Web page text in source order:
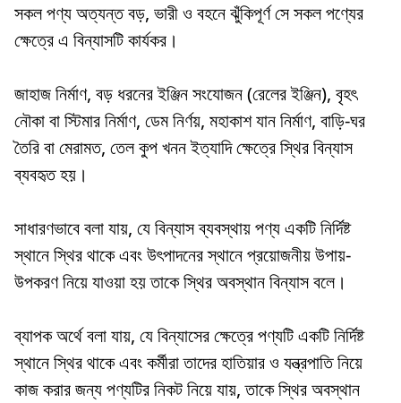
সকল পণ্য অত্যন্ত বড়, ভারী ও বহনে ঝুঁকিপূর্ণ সে সকল পণ্যের
ক্ষেত্রে এ বিন্যাসটি কার্যকর।
জাহাজ নির্মাণ, বড় ধরনের ইঞ্জিন সংযোজন (রেলের ইঞ্জিন), বৃহৎ
নৌকা বা স্টিমার নির্মাণ, ডেম নির্ণয়, মহাকাশ যান নির্মাণ, বাড়ি-ঘর
তৈরি বা মেরামত, তেল কুপ খনন ইত্যাদি ক্ষেত্রে স্থির বিন্যাস
ব্যবহৃত হয়।
সাধারণভাবে বলা যায়, যে বিন্যাস ব্যবস্থায় পণ্য একটি নির্দিষ্ট
স্থানে স্থির থাকে এবং উৎপাদনের স্থানে প্রয়োজনীয় উপায়-
উপকরণ নিয়ে যাওয়া হয় তাকে স্থির অবস্থান বিন্যাস বলে।
ব্যাপক অর্থে বলা যায়, যে বিন্যাসের ক্ষেত্রে পণ্যটি একটি নির্দিষ্ট
স্থানে স্থির থাকে এবং কর্মীরা তাদের হাতিয়ার ও যন্ত্রপাতি নিয়ে
কাজ করার জন্য পণ্যটির নিকট নিয়ে যায়, তাকে স্থির অবস্থান